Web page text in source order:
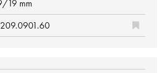
19 mm